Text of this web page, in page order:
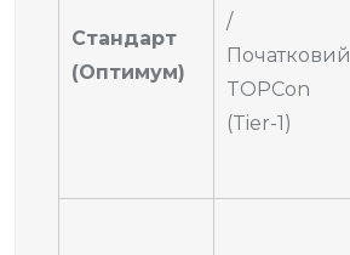
Стандарт
(Оптимум)
/
Початковий
TOPCon
(Tier-1)